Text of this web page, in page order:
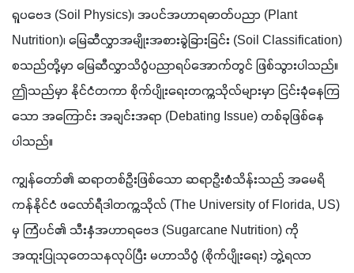
ရူပဗေဒ (Soil Physics)၊ အပင်အဟာရဓာတ်ပညာ (Plant
Nutrition)၊ မြေဆီလွှာအမျိုးအစားခွဲခြားခြင်း (Soil Classification)
စသည်တို့မှာ မြေဆီလွှာသိပ္ပံပညာရပ်အောက်တွင် ဖြစ်သွားပါသည်။
ဤသည်မှာ နိုင်ငံတကာ စိုက်ပျိုးရေးတက္ကသိုလ်များမှာ ငြင်းခုံနေကြ
သော အကြောင်း အချင်းအရာ (Debating Issue) တစ်ခုဖြစ်နေ
ပါသည်။
ကျွန်တော်၏ ဆရာတစ်ဦးဖြစ်သော ဆရာဦးစံသိန်းသည် အမေရိ
ကန်နိုင်ငံ ဖလော်ရီဒါတက္ကသိုလ် (The University of Florida, US)
မှ ကြံပင်၏ သီးနှံအဟာရဗေဒ (Sugarcane Nutrition) ကို
အထူးပြုသုတေသနလုပ်ပြီး မဟာသိပ္ပံ (စိုက်ပျိုးရေး) ဘွဲ့ရလာ